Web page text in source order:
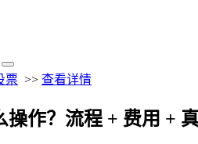
票 >> 查看详情
操作？流程 + 费用 +